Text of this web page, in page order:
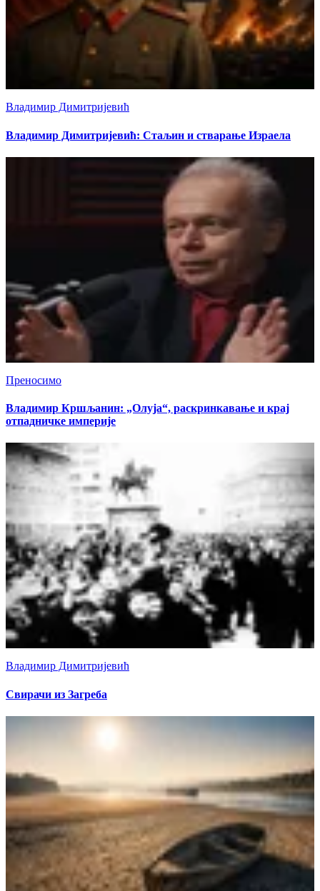
Владимир Димитријевић
Владимир Димитријевић: Стаљин и стварање Израела
Преносимо
Владимир Кршљанин: „Олуја“, раскринкавање и крај
отпадничке империје
Владимир Димитријевић
Свирачи из Загреба